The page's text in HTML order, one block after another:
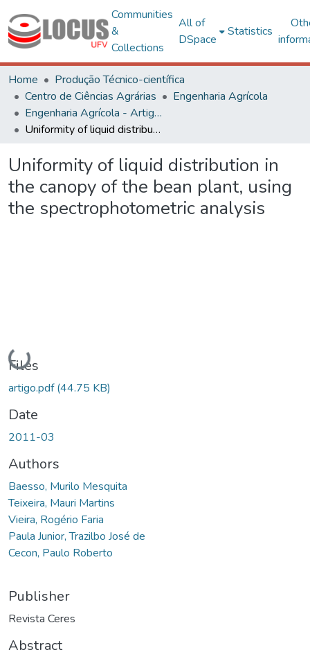
Communities
&
Collections
All of
DSpace
Statistics
Home
Produção Técnico-científica
Centro de Ciências Agrárias
Engenharia Agrícola
Engenharia Agrícola - Artigos
Uniformity of liquid distribution in the canopy of the bean plant, using the spectrophotometric analysis
Uniformity of liquid distribution in
the canopy of the bean plant, using
the spectrophotometric analysis
Loading...
Files
artigo.pdf(44.75 KB)
Date
2011-03
Authors
Baesso, Murilo Mesquita
Teixeira, Mauri Martins
Vieira, Rogério Faria
Paula Junior, Trazilbo José de
Cecon, Paulo Roberto
Publisher
Revista Ceres
Abstract